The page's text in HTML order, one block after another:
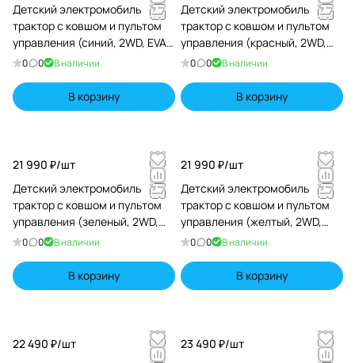
Детский электромобиль
трактор с ковшом и пультом
управления (синий, 2WD, EVA)
- HL389-LUX-BLUE
0 0 В наличии
В корзину
Детский электромобиль
трактор с ковшом и пультом
управления (красный, 2WD,
EVA) - HL389-LUX-RED
0 0 В наличии
В корзину
21 990 ₽/шт
Детский электромобиль
трактор с ковшом и пультом
управления (зеленый, 2WD,
EVA) - HL389-LUX-GREEN
0 0 В наличии
В корзину
21 990 ₽/шт
Детский электромобиль
трактор с ковшом и пультом
управления (желтый, 2WD,
EVA) - HL389-LUX-YELLOW
0 0 В наличии
В корзину
22 490 ₽/шт
23 490 ₽/шт